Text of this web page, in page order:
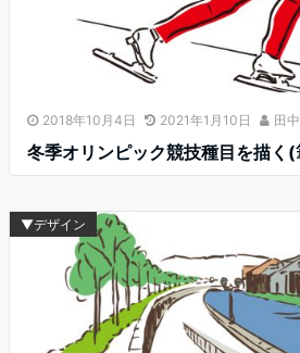
2018年10月4日 2021年1月10日 田
冬季オリンピック競技種目を描く
▼デザイン